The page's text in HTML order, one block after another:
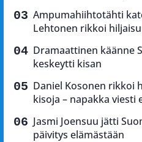
Ampumahiihtotähti
Lehtonen rikkoi
Dramaattinen käänne
keskeytti kisan
Daniel Kosonen rikkoi
kisoja – napakka viesti
Jasmi Joensuu jätti
päivitys elämästään